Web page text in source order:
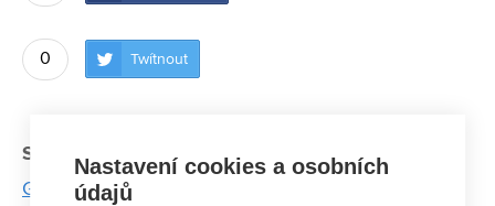
0 Twítnout
Související články:
Geolog z VUT učil tibetské děti vyrábět cihly
Nastavení cookies a osobních
údajů